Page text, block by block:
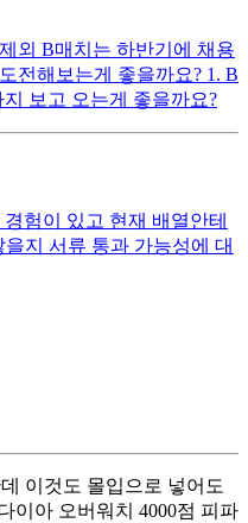
외 B매치는 하반기에 채용
전해보는게 좋을까요? 1. B
보고 오는게 좋을까요?
험이 있고 현재 배열안테
지 서류 통과 가능성에 대
이것도 몰입으로 넣어도
이아 오버워치 4000점 피파